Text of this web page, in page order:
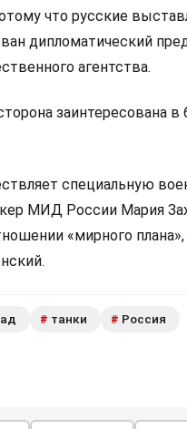
что русские
дипломатический
агентства.
заинтересована в
специальную
МИД России Мария
«мирного
# танки # Россия